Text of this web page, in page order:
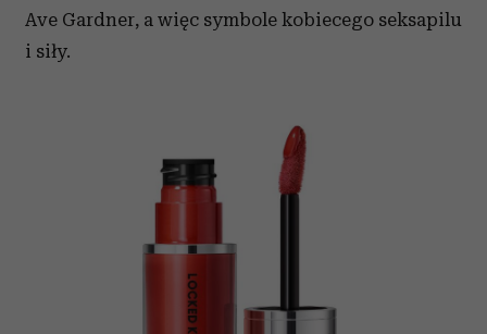
Ave Gardner, a więc symbole kobiecego seksapilu
i siły.